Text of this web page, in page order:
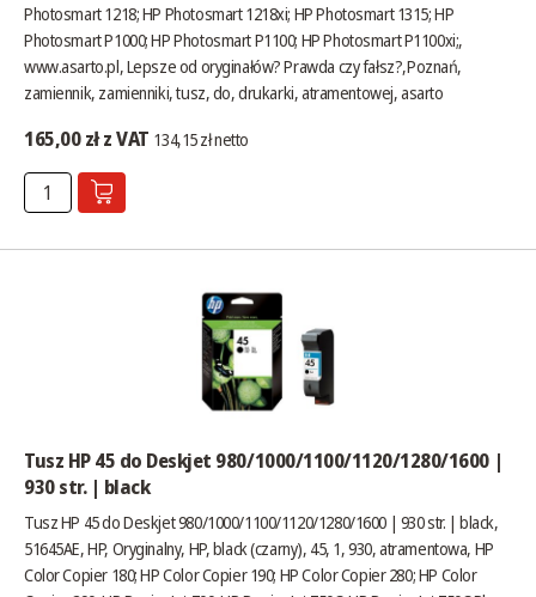
Photosmart 1218; HP Photosmart 1218xi; HP Photosmart 1315; HP
Photosmart P1000; HP Photosmart P1100; HP Photosmart P1100xi;,
www.asarto.pl,Lepsze od oryginałów? Prawda czy fałsz?,Poznań,
zamiennik, zamienniki, tusz, do, drukarki, atramentowej, asarto
165,00 zł z VAT 134,15 zł netto
Tusz HP 45 do Deskjet 980/1000/1100/1120/1280/1600 |
930 str. | black
Tusz HP 45 do Deskjet 980/1000/1100/1120/1280/1600 | 930 str. | black,
51645AE, HP, Oryginalny, HP, black (czarny), 45, 1, 930, atramentowa, HP
Color Copier 180; HP Color Copier 190; HP Color Copier 280; HP Color